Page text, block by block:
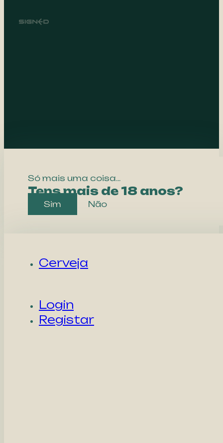
Só mais uma coisa...
Tens mais de 18 anos?
Sim Não
Cerveja
Login
Registar